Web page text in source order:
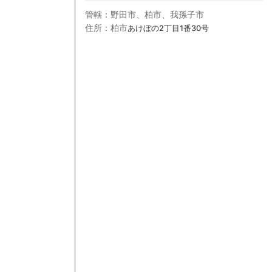
管轄：野田市、柏市、我孫子市
住所：柏市あけぼの2丁目1番30号